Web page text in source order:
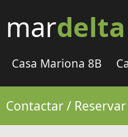
mardelta
Casa Mariona 8B
Contactar / Reservar